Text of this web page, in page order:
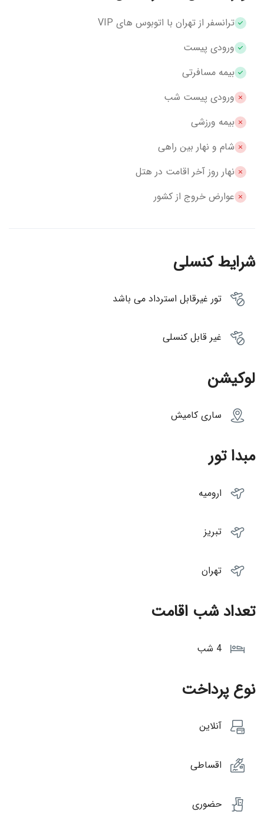
ترانسفر از تهران با اتوبوس های VIP
ورودی پیست
بیمه مسافرتی
ورودی پیست شب
بیمه ورزشی
شام و نهار بین راهی
نهار روز آخر اقامت در هتل
عوارض خروج از کشور
شرایط کنسلی
تور غیرقابل استرداد می باشد
غیر قابل کنسلی
لوکیشن
ساری کامیش
مبدا تور
ارومیه
تبریز
تهران
تعداد شب اقامت
4 شب
نوع پرداخت
آنلاین
اقساطی
حضوری